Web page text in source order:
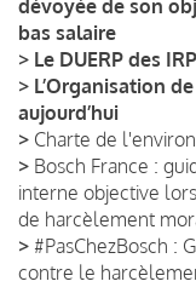
dévoyée de son
bas salaire
> Le DUERP des
> L’Organisation
aujourd’hui
> Charte de
> Bosch France :
interne objective
de harcèlement
> #PasChezBosch :
contre le